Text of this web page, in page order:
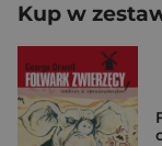
Kup w